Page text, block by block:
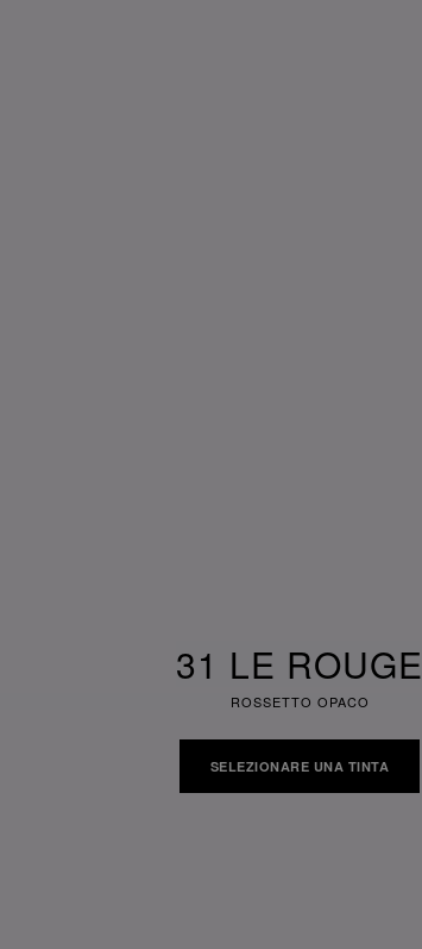
31 LE ROUGE
ROSSETTO OPACO
SELEZIONARE UNA TINTA